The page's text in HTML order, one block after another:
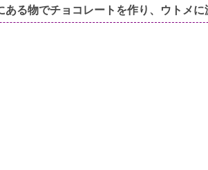
ある物でチョコレートを作り、ウトメに